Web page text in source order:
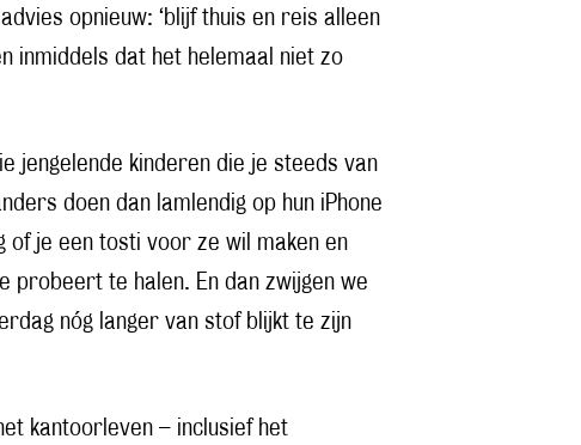
opnieuw: ‘blijf thuis en reis alleen
inmiddels dat het helemaal niet zo
jengelende kinderen die je steeds van
doen dan lamlendig op hun iPhone
of je een tosti voor ze wil maken en
probeert te halen. En dan zwijgen we
nóg langer van stof blijkt te zijn
kantoorleven – inclusief het